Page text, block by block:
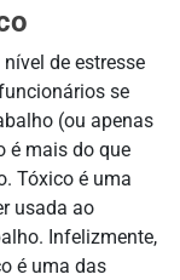
de estresse
se
(ou apenas
é mais do que
Tóxico é uma
usada ao
Infelizmente,
é uma das